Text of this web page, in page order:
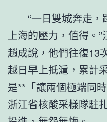
“一日雙城奔走，
上海的壓力，值得。
趙成說，他們往復13
越日早上抵滬，累計
是**「讓兩個極端同
浙江省核酸采樣隊駐